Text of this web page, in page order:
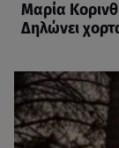
Μαρία
Δηλώνει